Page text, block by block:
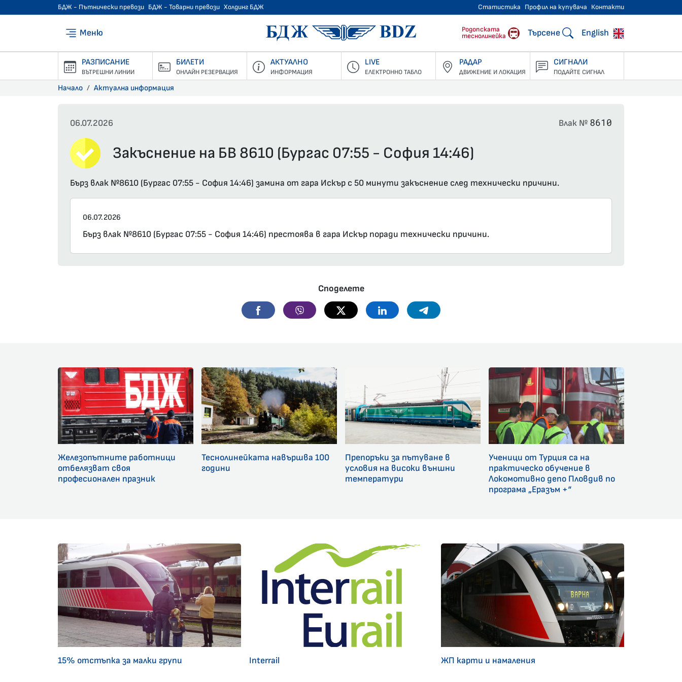
БДЖ - Пътнически превози БДЖ - Товарни превози Холдинг БДЖ Статистика Профил на купувача Контакти
Меню БДЖ - Пътнически превози
Родопската
теснолинейка
Търсене English
РАЗПИСАНИЕ
ВЪТРЕШНИ ЛИНИИ
БИЛЕТИ
ОНЛАЙН РЕЗЕРВАЦИЯ
АКТУАЛНО
ИНФОРМАЦИЯ
LIVE
ЕЛЕКТРОННО ТАБЛО
РАДАР
ДВИЖЕНИЕ И ЛОКАЦИЯ
СИГНАЛИ
ПОДАЙТЕ СИГНАЛ
Начало Актуална информация
06.07.2026 Влак № 8610
Закъснение на БВ 8610 (Бургас 07:55 - София 14:46)
Бърз влак №8610 (Бургас 07:55 - София 14:46) замина от гара Искър с 50 минути закъснение след технически причини.
06.07.2026
Бърз влак №8610 (Бургас 07:55 - София 14:46) престоява в гара Искър поради технически причини.
Споделете
Facebook Viber Twitter Linkedin Telegram
Железопътните работници
отбелязват своя
професионален празник
Теснолинейката навършва 100
години
Препоръки за пътуване в
условия на високи външни
температури
Ученици от Турция са на
практическо обучение в
Локомотивно депо Пловдив по
програма „Еразъм +“
15% отстъпка за малки групи Interrail ЖП карти и намаления